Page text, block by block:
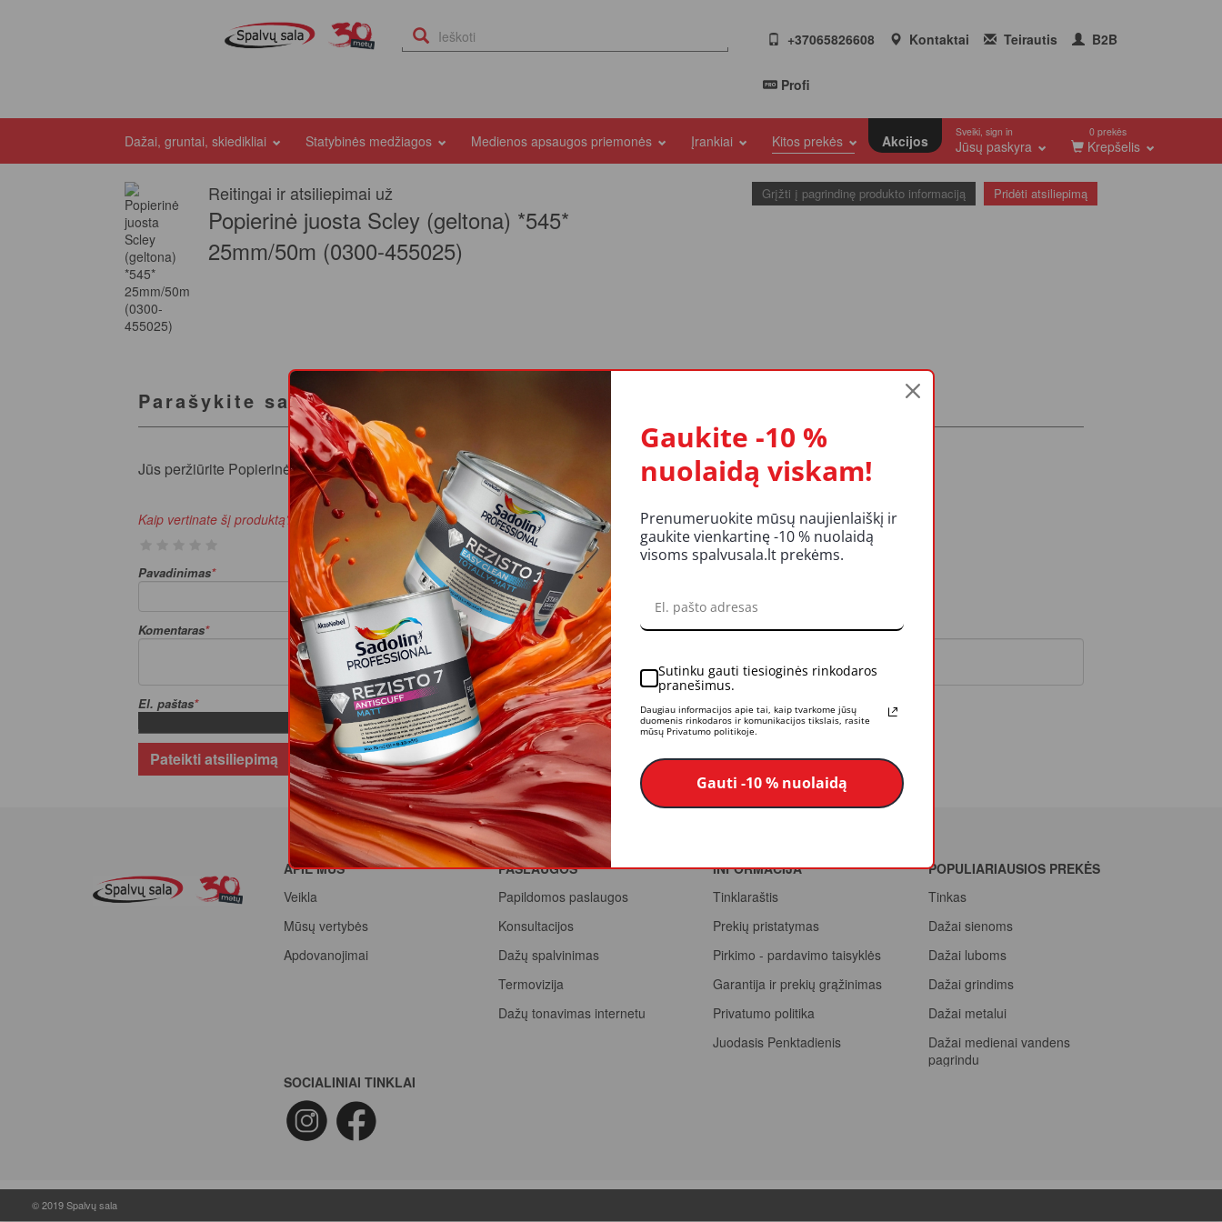
+37065826608 Kontaktai Teirautis B2B
Profi
Dažai, gruntai, skiedikliai Statybinės medžiagos Medienos apsaugos priemonės Įrankiai Kitos prekės Akcijos
Sveiki, sign in
Jūsų paskyra
0 prekės
Krepšelis
Reitingai ir atsiliepimai už
Popierinė juosta Scley (geltona) *545*
25mm/50m (0300-455025)
Grįžti į pagrindinę produkto informaciją Pridėti atsiliepimą
Parašykite savo atsiliepimą
Jūs peržiūrite Popierinė juosta Scley (geltona) *545* 25mm/50m (0300-455025)
Kaip vertinate šį produktą?
Pavadinimas
Komentaras
El. paštas
Pateikti atsiliepimą
APIE MUS
Veikla
Mūsų vertybės
Apdovanojimai
PASLAUGOS
Papildomos paslaugos
Konsultacijos
Dažų spalvinimas
Termovizija
Dažų tonavimas internetu
INFORMACIJA
Tinklaraštis
Prekių pristatymas
Pirkimo - pardavimo taisyklės
Garantija ir prekių grąžinimas
Privatumo politika
Juodasis Penktadienis
POPULIARIAUSIOS PREKĖS
Tinkas
Dažai sienoms
Dažai luboms
Dažai grindims
Dažai metalui
Dažai medienai vandens
pagrindu
SOCIALINIAI TINKLAI
© 2019 Spalvų sala
Gaukite -10 %
nuolaidą viskam!
Prenumeruokite mūsų naujienlaiškį ir
gaukite vienkartinę -10 % nuolaidą
visoms spalvusala.lt prekėms.
Sutinku gauti tiesioginės rinkodaros
pranešimus.
Daugiau informacijos apie tai, kaip tvarkome jūsų
duomenis rinkodaros ir komunikacijos tikslais, rasite
mūsų Privatumo politikoje.
Gauti -10 % nuolaidą